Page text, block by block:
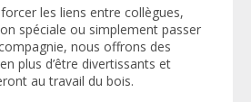
les liens entre collègues,
spéciale ou simplement passer
nous offrons des
plus d’être divertissants et
au travail du bois.